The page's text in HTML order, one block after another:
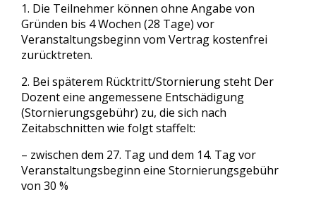
1. Die Teilnehmer können ohne Angabe von
Gründen bis 4 Wochen (28 Tage) vor
Veranstaltungsbeginn vom Vertrag kostenfrei
zurücktreten.
2. Bei späterem Rücktritt/Stornierung steht Der
Dozent eine angemessene Entschädigung
(Stornierungsgebühr) zu, die sich nach
Zeitabschnitten wie folgt staffelt:
– zwischen dem 27. Tag und dem 14. Tag vor
Veranstaltungsbeginn eine Stornierungsgebühr
von 30 %